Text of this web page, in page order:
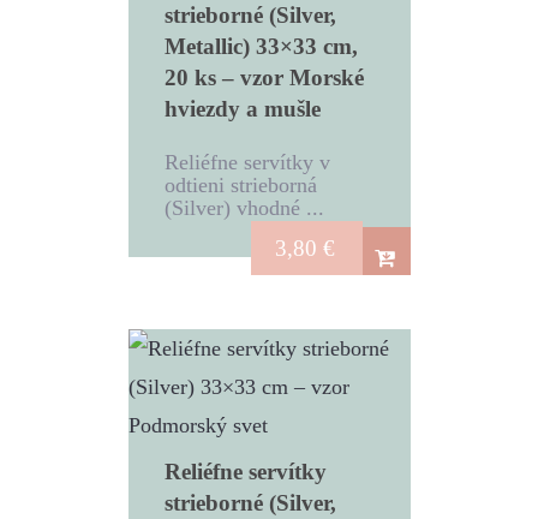
strieborné (Silver,
Metallic) 33×33 cm,
20 ks – vzor Morské
hviezdy a mušle
Reliéfne servítky v
odtieni strieborná
(Silver) vhodné ...
3,80 €
Reliéfne servítky
strieborné (Silver,